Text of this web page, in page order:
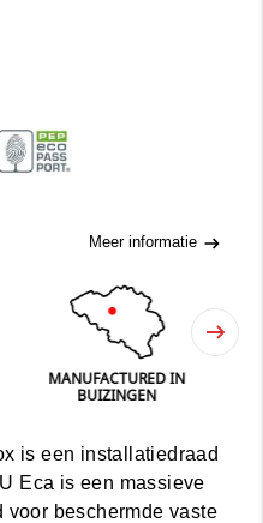
Meer informatie
MANUFACTURED IN
BUIZINGEN
is een installatiedraad
Eca is een massieve
beschermde vaste